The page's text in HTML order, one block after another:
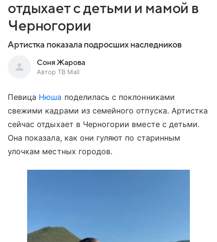
отдыхает с детьми и мамой в
Черногории
Артистка показала подросших наследников
Соня Жарова
Автор ТВ Mail
Певица Нюша поделилась с поклонниками
свежими кадрами из семейного отпуска. Артистка
сейчас отдыхает в Черногории вместе с детьми.
Она показала, как они гуляют по старинным
улочкам местных городов.